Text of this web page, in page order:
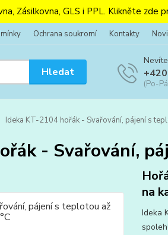
Zásilkovna, GLS i PPL. Klikněte zde
Ochrana soukromí Kontakty
Hledat
(Po-
Ideka KT-2104 hořák - Svařování, pájení s
- Svařování,
na
Ideka